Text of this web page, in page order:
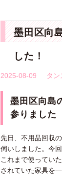
墨田区向
した！
2025-08-09 タ
墨田区向島
参りました
先日、不用品回収
伺いしました。今
これまで使ってい
されていた家具を